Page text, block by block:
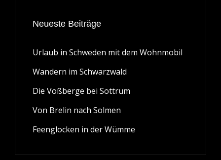
Neueste Beiträge
Urlaub in Schweden mit dem Wohnmobil
Wandern im Schwarzwald
Die Voßberge bei Sottrum
Von Brelin nach Solmen
Feenglocken in der Wümme